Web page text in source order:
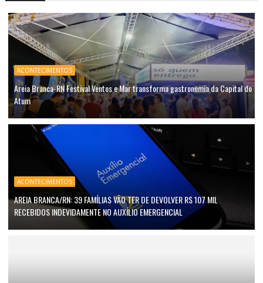
ACONTECIMENTOS
Areia Branca-RN Festival Ventos e Mar transforma gastronomia da Capital do
Atum
ACONTECIMENTOS
AREIA BRANCA/RN: 39 FAMÍLIAS VÃO TER DE DEVOLVER R$ 107 MIL
RECEBIDOS INDEVIDAMENTE NO AUXÍLIO EMERGENCIAL